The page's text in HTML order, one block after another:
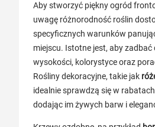
Aby stworzyć piękny ogród
uwagę różnorodność roślin
specyficznych warunków
miejscu. Istotne jest, aby zadbać
wysokości, kolorystyce oraz
Rośliny dekoracyjne, takie jak
idealnie sprawdzą się w
dodając im żywych barw i